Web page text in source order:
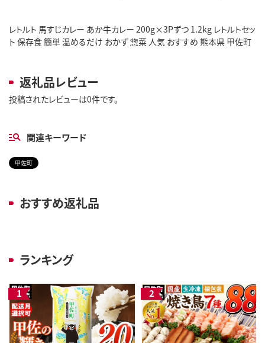
レトルト 馬すじカレー あか牛カレー 200g×3Pずつ 1.2kg レトルトセッ
ト 保存食 簡単 温めるだけ おかず 惣菜 人気 おすすめ 熊本県 甲佐町
返礼品レビュー
投稿されたレビューは0件です。
関連キーワード
甲佐町
おすすめ返礼品
ランキング